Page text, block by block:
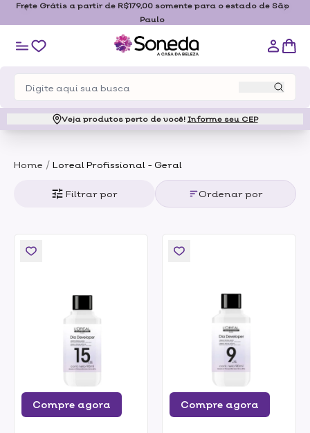
Frete Grátis a partir de R$179,00 somente para o estado de São
Paulo
Veja produtos perto de você! Informe seu CEP
Home / Loreal Profissional - Geral
Filtrar por Ordenar por
Compre agora Compre agora